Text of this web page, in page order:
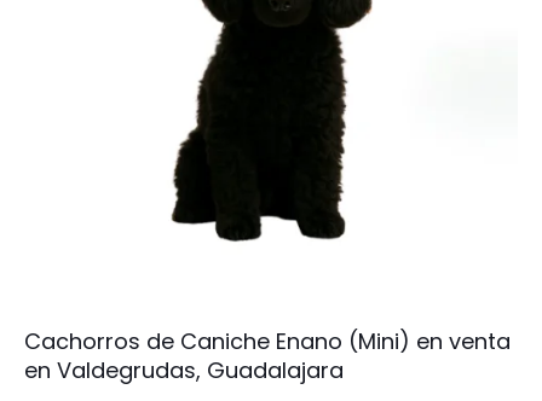
Cachorros de Caniche Enano (Mini) en venta
en Valdegrudas, Guadalajara